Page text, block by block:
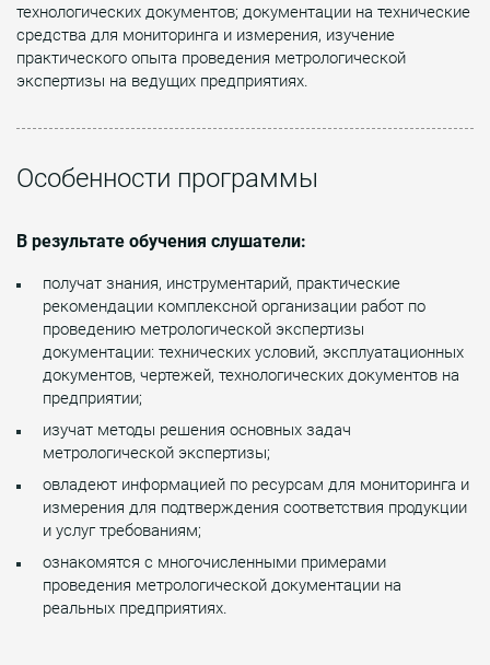
технологических документов; документации на технические
средства для мониторинга и измерения, изучение
практического опыта проведения метрологической
экспертизы на ведущих предприятиях.
Особенности программы
В результате обучения слушатели:
получат знания, инструментарий, практические
рекомендации комплексной организации работ по
проведению метрологической экспертизы
документации: технических условий, эксплуатационных
документов, чертежей, технологических документов на
предприятии;
изучат методы решения основных задач
метрологической экспертизы;
овладеют информацией по ресурсам для мониторинга и
измерения для подтверждения соответствия продукции
и услуг требованиям;
ознакомятся с многочисленными примерами
проведения метрологической документации на
реальных предприятиях.